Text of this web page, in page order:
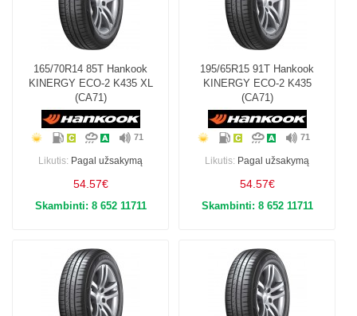
165/70R14 85T Hankook
KINERGY ECO-2 K435 XL
(CA71)
71
Likutis: Pagal užsakymą
54.57€
Skambinti: 8 652 11711
195/65R15 91T Hankook
KINERGY ECO-2 K435
(CA71)
71
Likutis: Pagal užsakymą
54.57€
Skambinti: 8 652 11711